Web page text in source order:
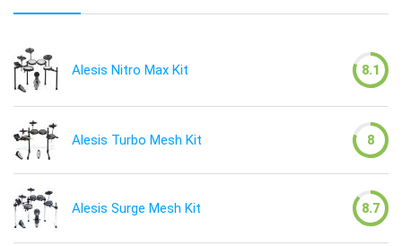
Alesis Nitro Max Kit 8.1
Alesis Turbo Mesh Kit 8
Alesis Surge Mesh Kit 8.7